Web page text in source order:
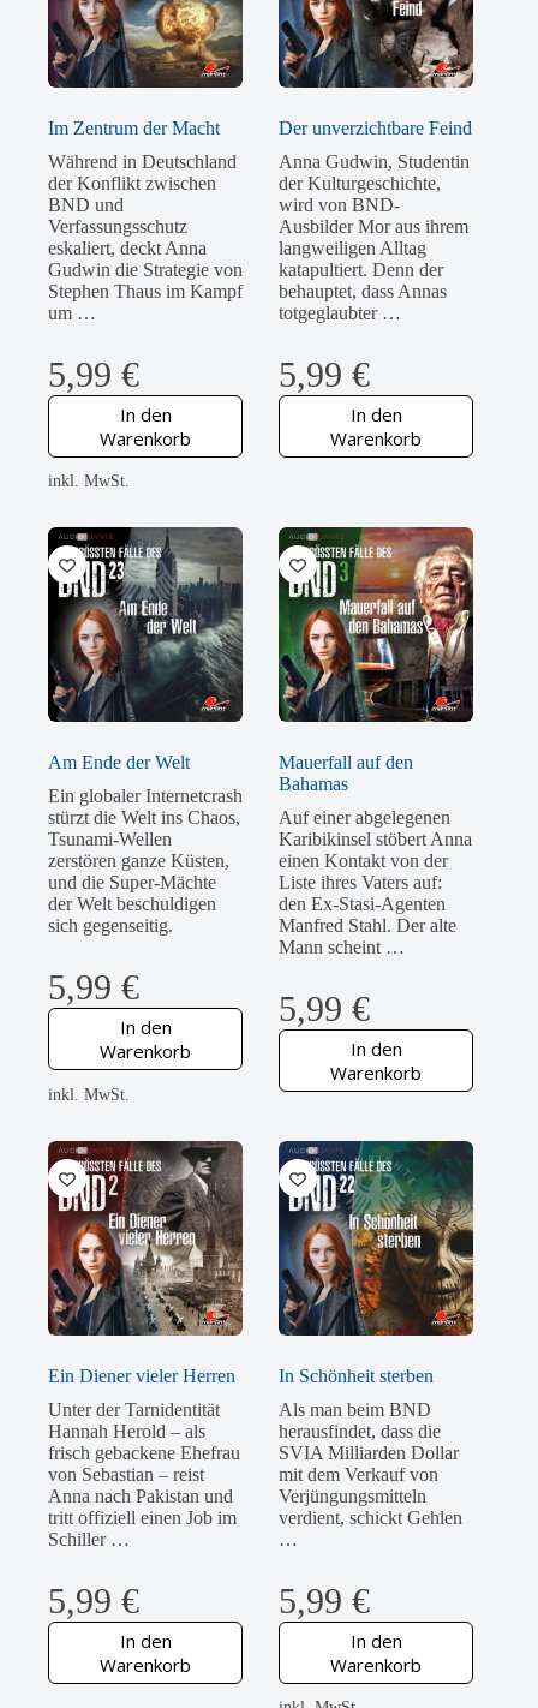
Im Zentrum der Macht
Während in Deutschland
der Konflikt zwischen
BND und
Verfassungsschutz
eskaliert, deckt Anna
Gudwin die Strategie von
Stephen Thaus im Kampf
um …
5,99 €
In den
Warenkorb
inkl. MwSt.
Der unverzichtbare Feind
Anna Gudwin, Studentin
der Kulturgeschichte,
wird von BND-
Ausbilder Mor aus ihrem
langweiligen Alltag
katapultiert. Denn der
behauptet, dass Annas
totgeglaubter …
5,99€
In den
Warenkorb
Am Ende der Welt
Ein globaler Internetcrash
stürzt die Welt ins Chaos,
Tsunami-Wellen
zerstören ganze Küsten,
und die Super-Mächte
der Welt beschuldigen
sich gegenseitig.
5,99 €
In den
Warenkorb
inkl. MwSt.
Mauerfall auf den
Bahamas
Auf einer abgelegenen
Karibikinsel stöbert Anna
einen Kontakt von der
Liste ihres Vaters auf:
den Ex-Stasi-Agenten
Manfred Stahl. Der alte
Mann scheint …
5,99€
In den
Warenkorb
Ein Diener vieler Herren
Unter der Tarnidentität
Hannah Herold – als
frisch gebackene Ehefrau
von Sebastian – reist
Anna nach Pakistan und
tritt offiziell einen Job im
Schiller …
5,99 €
In den
Warenkorb
In Schönheit sterben
Als man beim BND
herausfindet, dass die
SVIA Milliarden Dollar
mit dem Verkauf von
Verjüngungsmitteln
verdient, schickt Gehlen
…
5,99€
In den
Warenkorb